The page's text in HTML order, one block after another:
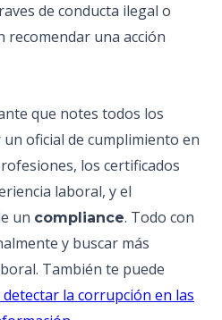
de conducta ilegal o
recomendar una acción
que notes todos los
oficial de cumplimiento en
los certificados
laboral, y el
un compliance. Todo con
y buscar más
También te puede
la corrupción en las